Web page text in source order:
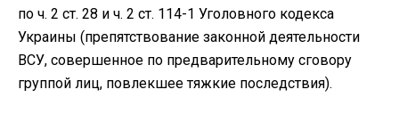
по ч. 2 ст. 28 и ч. 2 ст. 114-1 Уголовного кодекса
Украины (препятствование законной деятельности
ВСУ, совершенное по предварительному сговору
группой лиц, повлекшее тяжкие последствия).